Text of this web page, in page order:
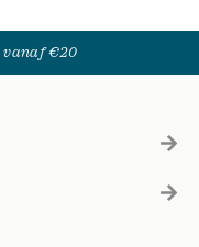
vanaf €20